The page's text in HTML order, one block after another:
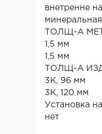
внетренне
ТОЛЩ-А
1,5 мм
1,5 мм
ТОЛЩ-А
3К, 96 мм
3К, 120 мм
Установка
нет